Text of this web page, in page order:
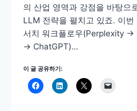
의 산업 영역과 강점을 바탕으
LLM 전략을 펼치고 있죠. 이번
서치 워크플로우(Perplexity
→ ChatGPT)…
이 글 공유하기: